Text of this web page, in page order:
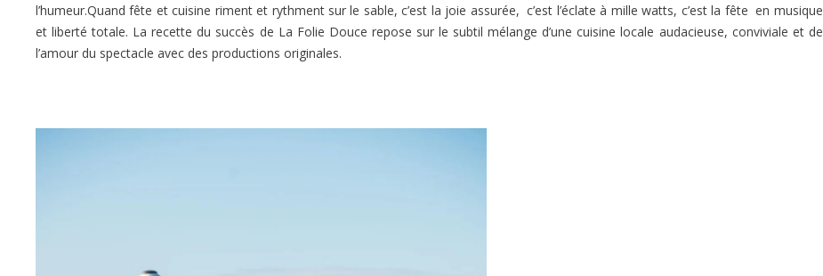
l’humeur.Quand fête et cuisine riment et rythment sur le sable, c’est la joie assurée, c’est l’éclate à mille watts, c’est la fête en musique
et liberté totale. La recette du succès de La Folie Douce repose sur le subtil mélange d’une cuisine locale audacieuse, conviviale et de
l’amour du spectacle avec des productions originales.